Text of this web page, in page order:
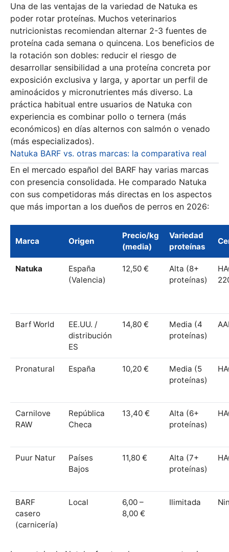
Una de las ventajas de la variedad de Natuka es
poder rotar proteínas. Muchos veterinarios
nutricionistas recomiendan alternar 2-3 fuentes de
proteína cada semana o quincena. Los beneficios de
la rotación son dobles: reducir el riesgo de
desarrollar sensibilidad a una proteína concreta por
exposición exclusiva y larga, y aportar un perfil de
aminoácidos y micronutrientes más diverso. La
práctica habitual entre usuarios de Natuka con
experiencia es combinar pollo o ternera (más
económicos) en días alternos con salmón o venado
(más especializados).
Natuka BARF vs. otras marcas: la comparativa real
En el mercado español del BARF hay varias marcas
con presencia consolidada. He comparado Natuka
con sus competidoras más directas en los aspectos
que más importan a los dueños de perros en 2026:
Marca Origen
Precio/kg
(media)
Variedad
proteínas
Natuka
España
(Valencia)
12,50 €
Alta (8+
proteínas)
Barf World
EE.UU. /
distribución
ES
14,80 €
Media (4
proteínas)
Pronatural España 10,20 €
Media (5
proteínas)
Carnilove
RAW
República
Checa
13,40 €
Alta (6+
proteínas)
Puur Natur
Países
Bajos
11,80 €
Alta (7+
proteínas)
BARF
casero
(carnicería)
Local
6,00 –
8,00 €
Ilimitada